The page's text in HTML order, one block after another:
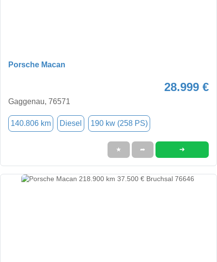
Porsche Macan
28.999 €
Gaggenau, 76571
140.806 km Diesel 190 kw (258 PS)
★ ➦ ➜